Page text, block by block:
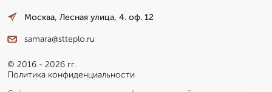
Москва, Лесная улица, 4. оф. 12
samara@stteplo.ru
© 2016 - 2026 гг.
Политика конфиденциальности